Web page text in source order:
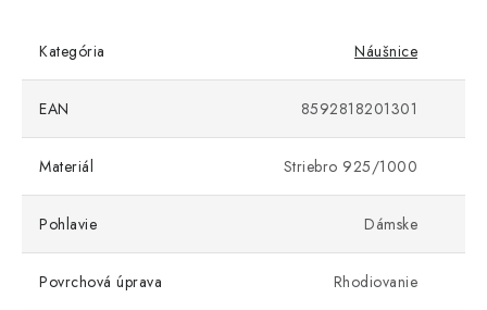
Kategória Náušnice
EAN 8592818201301
Materiál Striebro 925/1000
Pohlavie Dámske
Povrchová úprava Rhodiovanie